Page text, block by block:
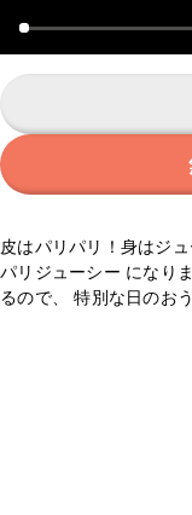
皮はパリパリ！身はジ
パリジューシー になり
るので、 特別な日のお